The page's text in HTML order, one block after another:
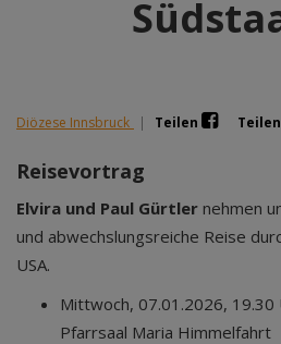
Diözese Innsbruck | Teilen Teilen
Reisevortrag
Elvira und Paul Gürtler nehmen
und abwechslungsreiche Reise
USA.
Mittwoch, 07.01.2026, 19.30
Pfarrsaal Maria Himmelfahrt